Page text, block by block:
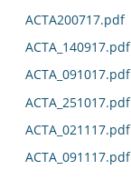
ACTA200717.pdf
ACTA_140917.pdf
ACTA_091017.pdf
ACTA_251017.pdf
ACTA_021117.pdf
ACTA_091117.pdf